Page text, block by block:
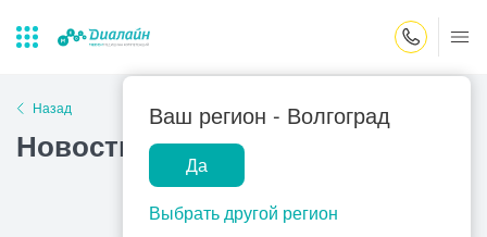
Ваш регион - Волгоград
Да
Выбрать другой регион
Лаборатории
Центр помощи
на дому
Закрыть поиск
Популярные запросы
Прием гинеколога
Назад
Новости